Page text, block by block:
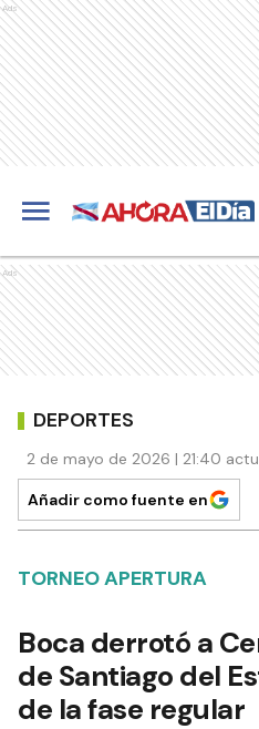
Ads
Ads
DEPORTES
2 de mayo de 2026 | 21:40
Añadir como fuente en
TORNEO APERTURA
Boca derrotó a
de Santiago del
de la fase regular